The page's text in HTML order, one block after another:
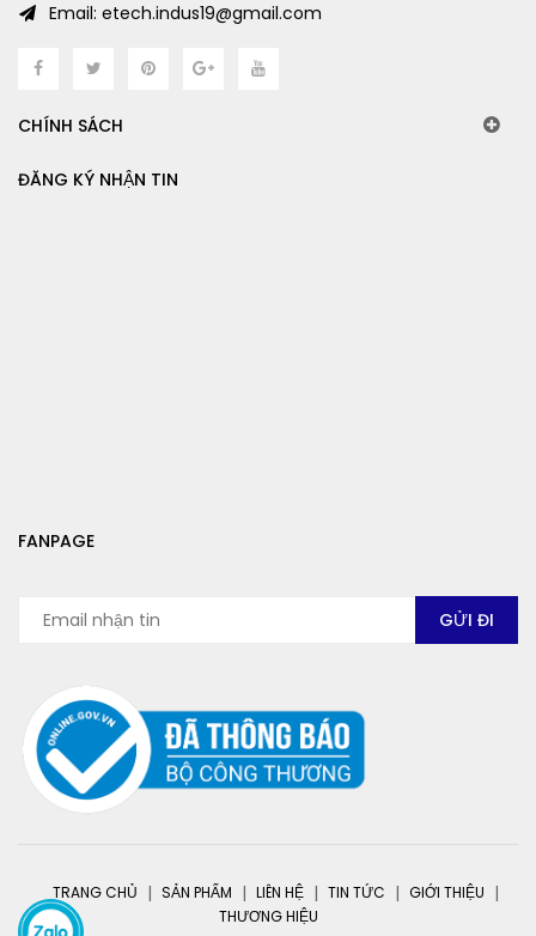
Email: etech.indus19@gmail.com
CHÍNH SÁCH
ĐĂNG KÝ NHẬN TIN
FANPAGE
TRANG CHỦ SẢN PHẨM LIÊN HỆ TIN TỨC
GIỚI THIỆU
THƯƠNG HIỆU